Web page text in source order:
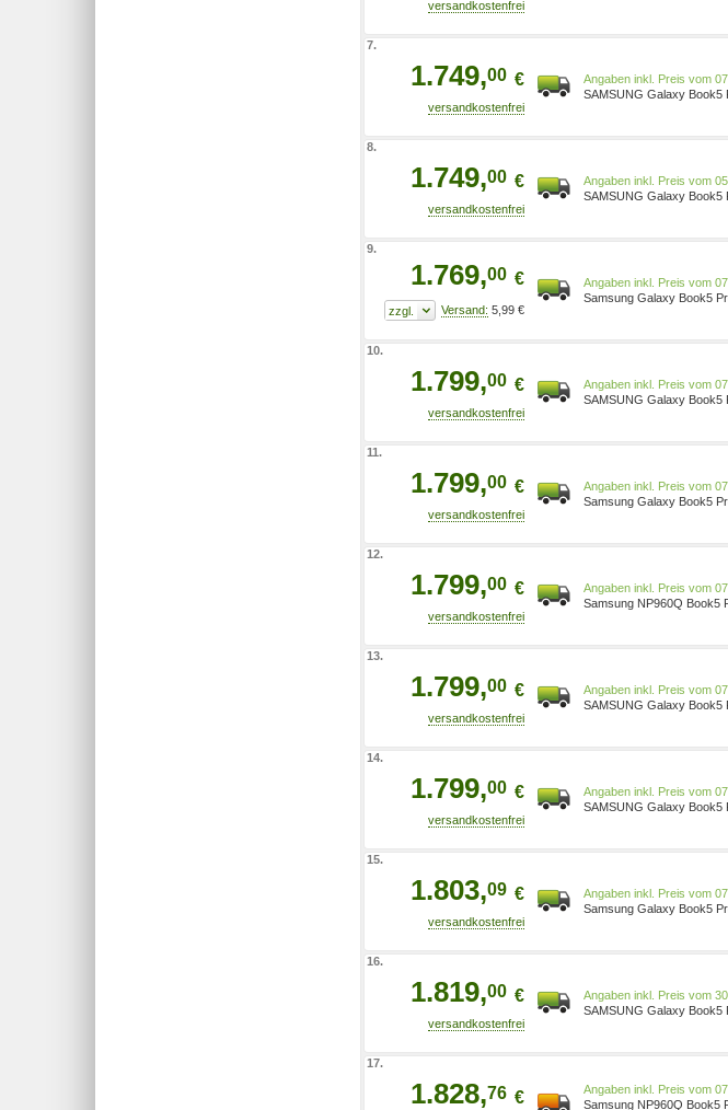
7.
1.749,00 €
Preis vom
SAMSUNG Galaxy Book5
8.
1.749,00 €
Preis vom
SAMSUNG Galaxy Book5
9.
1.769,00 €
5,99 €
Preis vom
Samsung Galaxy Book5
10.
1.799,00 €
Preis vom
SAMSUNG Galaxy Book5
11.
1.799,00 €
Preis vom
Samsung Galaxy Book5
12.
1.799,00 €
Preis vom
Samsung NP960Q Book5
13.
1.799,00 €
Preis vom
SAMSUNG Galaxy Book5
14.
1.799,00 €
Preis vom
SAMSUNG Galaxy Book5
15.
1.803,09 €
Preis vom
Samsung Galaxy Book5
16.
1.819,00 €
Preis vom
SAMSUNG Galaxy Book5
17.
1.828,76 €
Preis vom
Samsung NP960Q Book5